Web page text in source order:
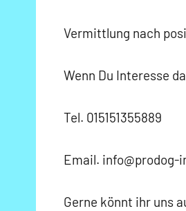
Vermittlung nach
Wenn Du Interesse
Tel. 015151355889
Email.
Gerne könnt ihr uns